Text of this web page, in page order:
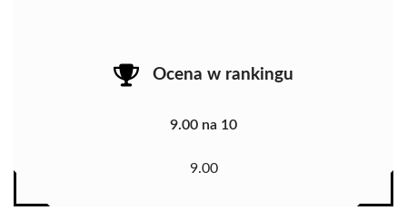
Ocena w rankingu
9.00 na 10
9.00